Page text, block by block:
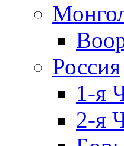
Россия
1-я
2-я